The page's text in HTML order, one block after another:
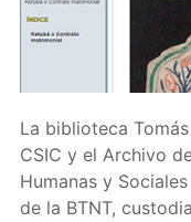
La biblioteca
CSIC y el Archivo
Humanas y
de la BTNT,